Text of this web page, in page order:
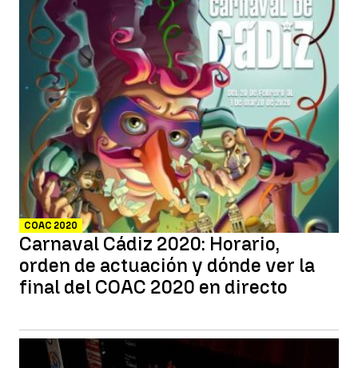
COAC 2020
Carnaval Cádiz 2020: Horario,
orden de actuación y dónde ver la
final del COAC 2020 en directo